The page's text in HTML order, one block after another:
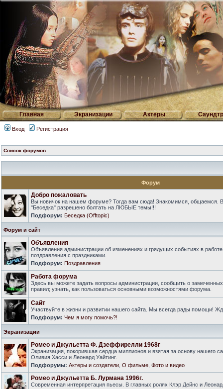
Главная Экранизации Актеры
Вход Регистрация
Список форумов
Форум
Добро пожаловать
Вы новичок на нашем форуме? Тогда вам сюда! Знакомимся, общаемся.
"Беседка" разрешено болтать на ЛЮБЫЕ темы!!!
Подфорум: Беседка (Offtopic)
Форум и сайт
Объявления
Объявления администрации об изменениях и грядущих событиях в
поздравления с праздниками.
Подфорум: Поздравления
Работа форума
Здесь вы можете задать вопросы администрации, сообщить о
правил; узнать, как пользоваться основными возможностями форума.
Сайт
Участвуйте в жизни и развитии нашего сайта. Мы всегда рады помощи!
Подфорум: Чем я могу помочь?!
Экранизации
Ромео и Джульетта Ф. Дзеффирелли 1968г
Экранизация, покорившая сердца миллионов и взятая за основу нашего
Оливия Хасси и Леонард Уайтинг.
Подфорумы: Актеры и создатели О фильме Фото и видео
Ромео и Джульетта Б. Лурмана 1996г.
Современная интерпретация пьесы. В главных ролях Клэр Дейнс и